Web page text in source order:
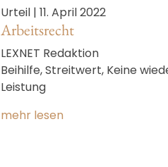
Urteil | 11. April 2022
Arbeitsrecht
LEXNET Redaktion
Beihilfe, Streitwert, Keine
Leistung
mehr lesen